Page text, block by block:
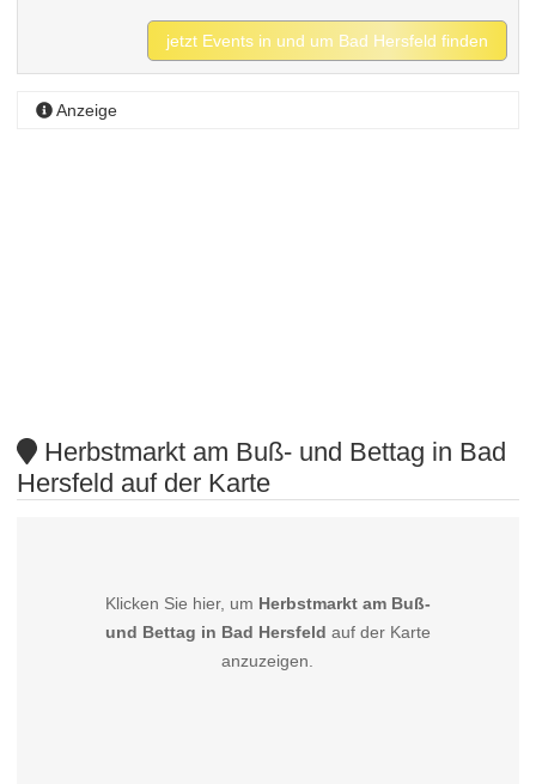
jetzt Events in und um Bad Hersfeld finden
Anzeige
Herbstmarkt am Buß- und Bettag in Bad
Hersfeld auf der Karte
Klicken Sie hier, um Herbstmarkt am Buß-
und Bettag in Bad Hersfeld auf der Karte
anzuzeigen.